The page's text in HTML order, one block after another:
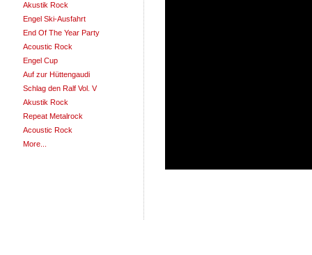
Akustik Rock
Engel Ski-Ausfahrt
End Of The Year Party
Acoustic Rock
Engel Cup
Auf zur Hüttengaudi
Schlag den Ralf Vol. V
Akustik Rock
Repeat Metalrock
Acoustic Rock
More...